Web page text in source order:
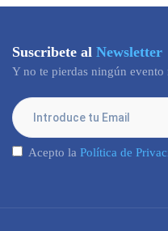
Suscribete al Newsletter
Y no te pierdas ningún
Acepto la Política de